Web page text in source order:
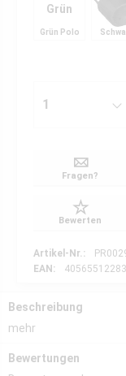
Grün Polo
Grün
Fragen?
Bewerten
Artikel-Nr.:
EAN:
Beschreibung
mehr
Bewertungen